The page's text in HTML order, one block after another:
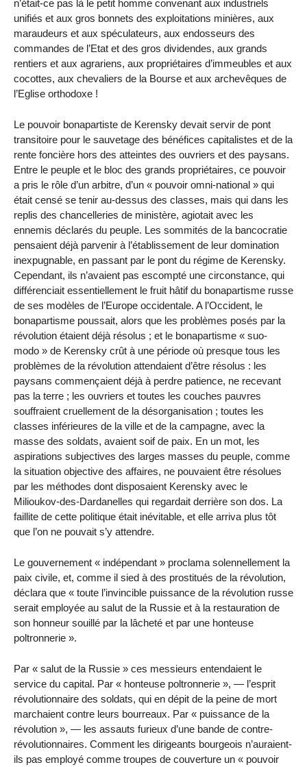
n’était-ce pas là le petit homme convenant aux industriels
unifiés et aux gros bonnets des exploitations minières, aux
maraudeurs et aux spéculateurs, aux endosseurs des
commandes de l’Etat et des gros dividendes, aux grands
rentiers et aux agrariens, aux propriétaires d’immeubles et aux
cocottes, aux chevaliers de la Bourse et aux archevêques de
l’Eglise orthodoxe !
Le pouvoir bonapartiste de Kerensky devait servir de pont
transitoire pour le sauvetage des bénéfices capitalistes et de la
rente foncière hors des atteintes des ouvriers et des paysans.
Entre le peuple et le bloc des grands propriétaires, ce pouvoir
a pris le rôle d’un arbitre, d’un « pouvoir omni-national » qui
était censé se tenir au-dessus des classes, mais qui dans les
replis des chancelleries de ministère, agiotait avec les
ennemis déclarés du peuple. Les sommités de la bancocratie
pensaient déjà parvenir à l’établissement de leur domination
inexpugnable, en passant par le pont du régime de Kerensky.
Cependant, ils n’avaient pas escompté une circonstance, qui
différenciait essentiellement le fruit hâtif du bonapartisme russe
de ses modèles de l’Europe occidentale. A l’Occident, le
bonapartisme poussait, alors que les problèmes posés par la
révolution étaient déjà résolus ; et le bonapartisme « suo-
modo » de Kerensky crût à une période où presque tous les
problèmes de la révolution attendaient d’être résolus : les
paysans commençaient déjà à perdre patience, ne recevant
pas la terre ; les ouvriers et toutes les couches pauvres
souffraient cruellement de la désorganisation ; toutes les
classes inférieures de la ville et de la campagne, avec la
masse des soldats, avaient soif de paix. En un mot, les
aspirations subjectives des larges masses du peuple, comme
la situation objective des affaires, ne pouvaient être résolues
par les méthodes dont disposaient Kerensky avec le
Milioukov-des-Dardanelles qui regardait derrière son dos. La
faillite de cette politique était inévitable, et elle arriva plus tôt
que l’on ne pouvait s’y attendre.
Le gouvernement « indépendant » proclama solennellement la
paix civile, et, comme il sied à des prostitués de la révolution,
déclara que « toute l’invincible puissance de la révolution russe
serait employée au salut de la Russie et à la restauration de
son honneur souillé par la lâcheté et par une honteuse
poltronnerie ».
Par « salut de la Russie » ces messieurs entendaient le
service du capital. Par « honteuse poltronnerie », — l’esprit
révolutionnaire des soldats, qui en dépit de la peine de mort
marchaient contre leurs bourreaux. Par « puissance de la
révolution », — les assauts furieux d’une bande de contre-
révolutionnaires. Comment les dirigeants bourgeois n’auraient-
ils pas employé comme troupes de couverture un « pouvoir